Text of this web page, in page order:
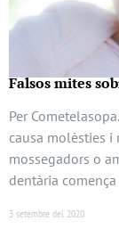
Falsos mites
Per
causa molèsties
mossegadors o
dentària
3 setembre del 2020